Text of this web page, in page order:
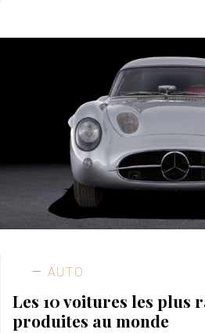
AUTO
Les 10 voitures les plus
produites au monde